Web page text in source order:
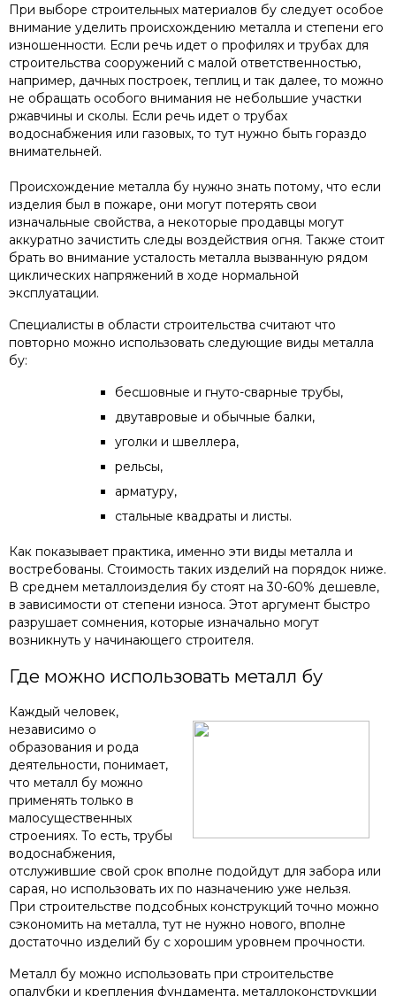
При выборе строительных материалов бу следует особое
внимание уделить происхождению металла и степени его
изношенности. Если речь идет о профилях и трубах для
строительства сооружений с малой ответственностью,
например, дачных построек, теплиц и так далее, то можно
не обращать особого внимания не небольшие участки
ржавчины и сколы. Если речь идет о трубах
водоснабжения или газовых, то тут нужно быть гораздо
внимательней.
Происхождение металла бу нужно знать потому, что если
изделия был в пожаре, они могут потерять свои
изначальные свойства, а некоторые продавцы могут
аккуратно зачистить следы воздействия огня. Также стоит
брать во внимание усталость металла вызванную рядом
циклических напряжений в ходе нормальной
эксплуатации.
Специалисты в области строительства считают что
повторно можно использовать следующие виды металла
бу:
бесшовные и гнуто-сварные трубы,
двутавровые и обычные балки,
уголки и швеллера,
рельсы,
арматуру,
стальные квадраты и листы.
Как показывает практика, именно эти виды металла и
востребованы. Стоимость таких изделий на порядок ниже.
В среднем металлоизделия бу стоят на 30-60% дешевле,
в зависимости от степени износа. Этот аргумент быстро
разрушает сомнения, которые изначально могут
возникнуть у начинающего строителя.
Где можно использовать металл бу
Каждый человек,
независимо о
образования и рода
деятельности, понимает,
что металл бу можно
применять только в
малосущественных
строениях. То есть, трубы
водоснабжения,
отслужившие свой срок вполне подойдут для забора или
сарая, но использовать их по назначению уже нельзя.
При строительстве подсобных конструкций точно можно
сэкономить на металла, тут не нужно нового, вполне
достаточно изделий бу с хорошим уровнем прочности.
Металл бу можно использовать при строительстве
опалубки и крепления фундамента, металлоконструкции